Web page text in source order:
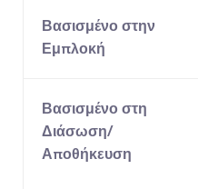
Βασισμένο στην
Εμπλοκή
Βασισμένο στη
Διάσωση/
Αποθήκευση